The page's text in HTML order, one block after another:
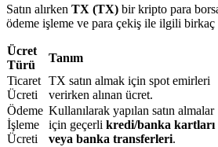
BTR sahiplerine özel yatırımlar
Satın alırken TX (TX) bir kripto para
ödeme işleme ve para çekiş ile ilgili birkaç
Ücret
Türü
Tanım
Ticaret
Ücreti
TX satın almak için spot emirleri
verirken alınan ücret.
Ödeme
İşleme
Ücreti
Kullanılarak yapılan satın almalar
için geçerli kredi/banka kartları
veya banka transferleri.